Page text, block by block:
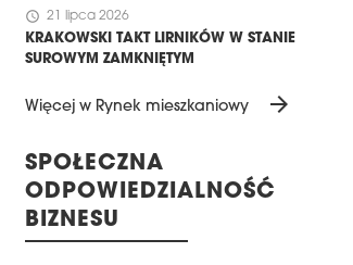
schedule 21 lipca 2026
KRAKOWSKI TAKT LIRNIKÓW W STANIE
SUROWYM ZAMKNIĘTYM
Więcej w Rynek mieszkaniowy arrow_forward
SPOŁECZNA
ODPOWIEDZIALNOŚĆ
BIZNESU